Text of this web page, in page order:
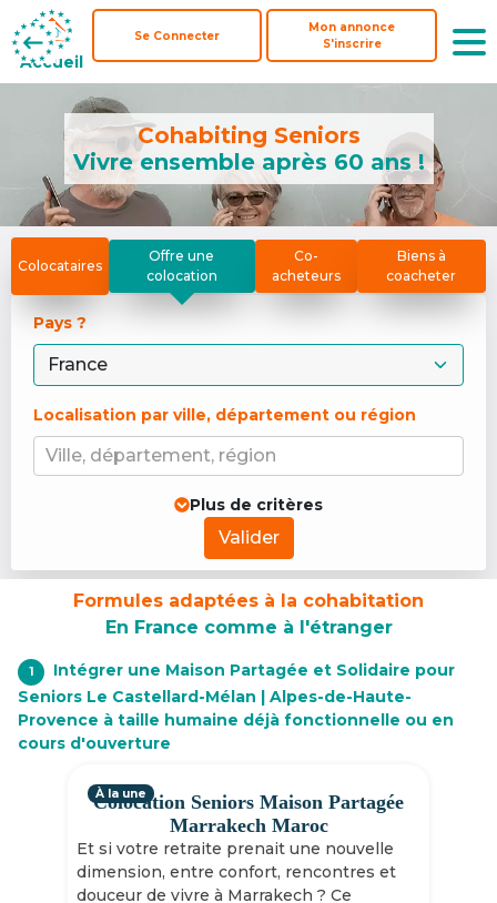
Accueil
Se Connecter
Mon annonce
S'inscrire
Accueil
Se Connecter
Mon annonce
S'inscrire
Cohabiting Seniors
Vivre ensemble après 60 ans !
Colocataires
Offre une
colocation
Co-
acheteurs
Biens à
coacheter
Pays ?
Localisation par ville, département ou région
Ville, département, région
Plus de critères
Valider
Formules adaptées à la cohabitation
En France comme à l'étranger
1
Intégrer une Maison Partagée et Solidaire pour
Seniors Le Castellard-Mélan | Alpes-de-Haute-
Provence à taille humaine déjà fonctionnelle ou en
cours d'ouverture
Colocation Seniors Maison Partagée
Marrakech Maroc
Et si votre retraite prenait une nouvelle
dimension, entre confort, rencontres et
douceur de vivre à Marrakech ? Ce
À la une